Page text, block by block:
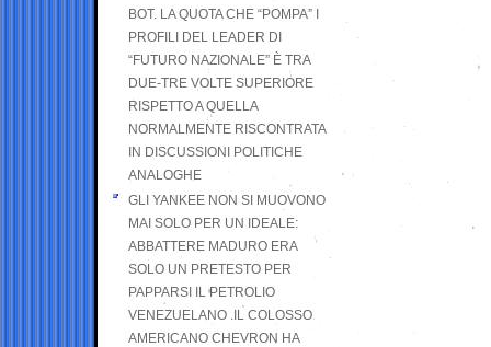
BOT. LA QUOTA CHE “POMPA” I
PROFILI DEL LEADER DI
“FUTURO NAZIONALE” È TRA
DUE-TRE VOLTE SUPERIORE
RISPETTO A QUELLA
NORMALMENTE RISCONTRATA
IN DISCUSSIONI POLITICHE
ANALOGHE
GLI YANKEE NON SI MUOVONO
MAI SOLO PER UN IDEALE:
ABBATTERE MADURO ERA
SOLO UN PRETESTO PER
PAPPARSI IL PETROLIO
VENEZUELANO .IL COLOSSO
AMERICANO CHEVRON HA